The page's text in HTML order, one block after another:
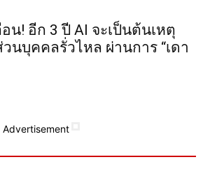
อน! อีก 3 ปี AI จะเป็นต้นเหตุ
นบุคคลรั่วไหล ผ่านการ “เดา
Advertisement